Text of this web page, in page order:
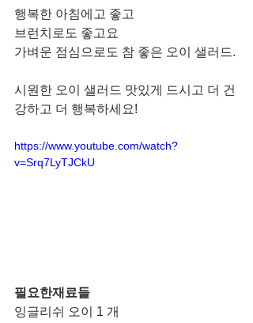
행복한 아침에고 좋고
브런치로도 좋고요
가벼운 점심으로도 참 좋은 오이 샐러드.
시원한 오이 샐러드 맛있게 드시고 더 건
강하고 더 행복하세요!
https://www.youtube.com/watch?
v=Srq7LyTJCkU
필요한재료들
잉글리쉬 오이 1 개